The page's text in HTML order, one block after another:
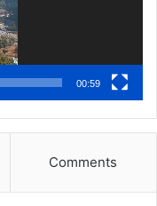
00:59
Comments